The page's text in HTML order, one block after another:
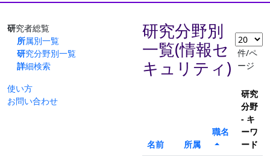
研究者総覧
所属別一覧
研究分野別一覧
詳細検索
使い方
お問い合わせ
研究分野別
一覧(情報セ
キュリティ)
件/ペ
ージ
名前 所属
職名
研究
分野
- キ
ーワ
ード